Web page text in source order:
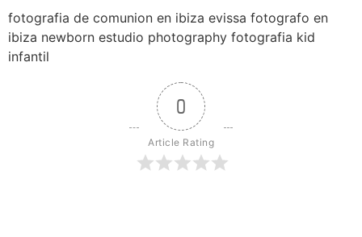
fotografia de comunion en ibiza evissa fotografo en
ibiza newborn estudio photography fotografia kid
infantil
0
Article Rating